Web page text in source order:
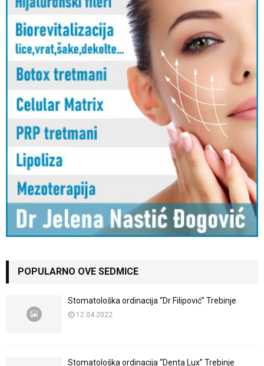
POPULARNO OVE SEDMICE
Stomatološka ordinacija “Dr Filipović” Trebinje
12.04.2022
Stomatološka ordinacija “Denta Lux” Trebinje